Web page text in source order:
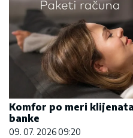
Komfor po meri
banke
09. 07. 2026 09:20